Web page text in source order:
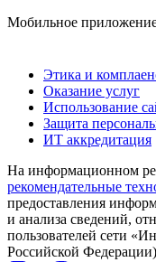
Мобильное
Этика и
Оказание услуг
Использование
Защита
ИТ аккредитация
На информационном
рекомендательные
предоставления
и анализа сведений,
пользователей сети
Российской Федерации)